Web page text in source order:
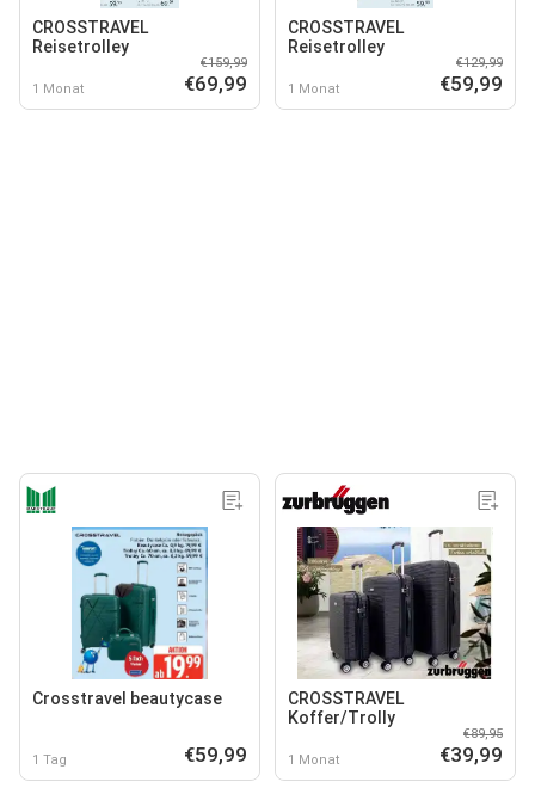
CROSSTRAVEL
Reisetrolley
1 Monat
€159,99
€69,99
CROSSTRAVEL
Reisetrolley
1 Monat
€129,99
€59,99
Crosstravel beautycase
1 Tag €59,99
CROSSTRAVEL
Koffer/Trolly
1 Monat
€89,95
€39,99